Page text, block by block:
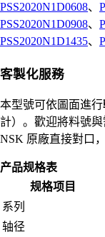
PSS2020N1D0608、
PSS2020N1D0908、
PSS2020N1D1435、
客製化服務
本型號可依圖面進行
計）。歡迎將料號
NSK 原廠直接對口
产品规格表
规格项目
系列
轴径